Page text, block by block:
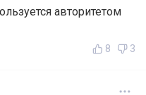
авторитетом
8 3